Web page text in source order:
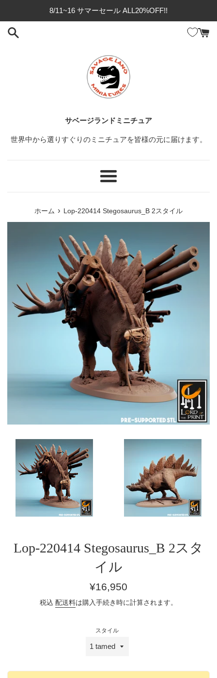
8/11~16 サマーセール ALL20%OFF!!
サベージランドミニチュア
世界中から選りすぐりのミニチュアを皆様の元に届けます。
メ
ー
ホーム › Lop-220414 Stegosaurus_B 2スタイル
Lop-220414 Stegosaurus_B 2スタ
イル
通
価
¥16,950
税込 配送料は購入手続き時に計算されます。
スタイル